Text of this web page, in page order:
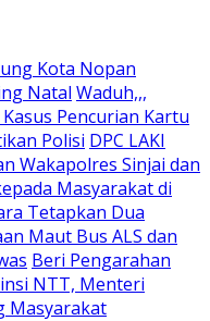
Kota Nopan
Natal Waduh,,,
Pencurian Kartu
Polisi DPC LAKI
Wakapolres Sinjai dan
Masyarakat di
Tetapkan Dua
Maut Bus ALS dan
Beri Pengarahan
NTT, Menteri
Masyarakat